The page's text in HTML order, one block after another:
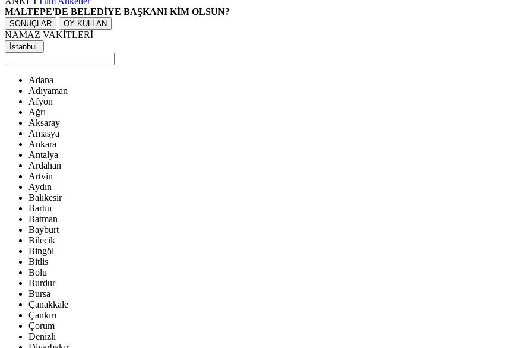
MALTEPE'DE BELEDİYE BAŞKANI KİM OLSUN?
SONUÇLAR OY KULLAN
NAMAZ VAKİTLERİ
İstanbul
Adana
Adıyaman
Afyon
Ağrı
Aksaray
Amasya
Ankara
Antalya
Ardahan
Artvin
Aydın
Balıkesir
Bartın
Batman
Bayburt
Bilecik
Bingöl
Bitlis
Bolu
Burdur
Bursa
Çanakkale
Çankırı
Çorum
Denizli